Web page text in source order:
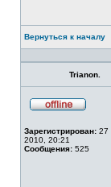
Вернуться к началу
Trianon.
сети
Зарегистрирован: 27
2010, 20:21
Сообщения: 525